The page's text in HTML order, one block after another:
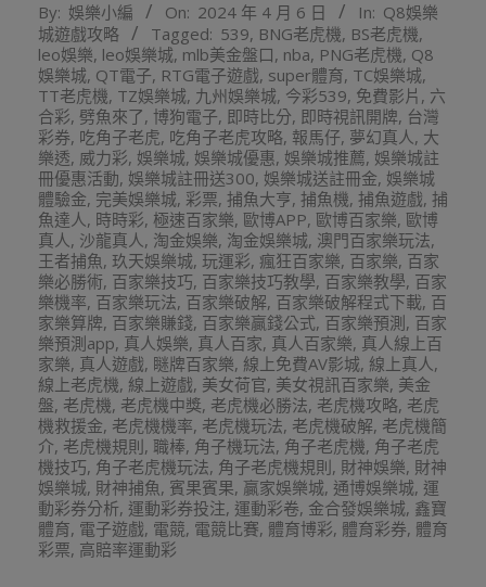
04-
06
By: 娛樂小編 On: 2024 年 4 月 6 日 In: Q8娛樂
城遊戲攻略
Tagged: 539, BNG老虎機, BS老虎機,
leo娛樂, leo娛樂城, mlb美金盤口, nba, PNG老虎機, Q8
娛樂城, QT電子, RTG電子遊戲, super體育, TC娛樂城,
TT老虎機, TZ娛樂城, 九州娛樂城, 今彩539, 免費影片 , 六
合彩, 劈魚來了, 博狗電子, 即時比分, 即時視訊開牌, 台灣
彩券, 吃角子老虎, 吃角子老虎攻略, 報馬仔, 夢幻真人, 大
樂透, 威力彩, 娛樂城, 娛樂城優惠, 娛樂城推薦, 娛樂城註
冊優惠活動, 娛樂城註冊送300, 娛樂城送註冊金, 娛樂城
體驗金, 完美娛樂城, 彩票, 捕魚大亨, 捕魚機, 捕魚遊戲, 捕
魚達人, 時時彩, 極速百家樂, 歐博APP, 歐博百家樂, 歐博
真人, 沙龍真人, 淘金娛樂, 淘金娛樂城, 澳門百家樂玩法,
王者捕魚, 玖天娛樂城, 玩運彩, 瘋狂百家樂, 百家樂, 百家
樂必勝術, 百家樂技巧, 百家樂技巧教學, 百家樂教學, 百家
樂機率, 百家樂玩法, 百家樂破解, 百家樂破解程式下載, 百
家樂算牌, 百家樂賺錢, 百家樂贏錢公式, 百家樂預測 , 百家
樂預測app, 真人娛樂, 真人百家, 真人百家樂, 真人線上百
家樂, 真人遊戲, 瞇牌百家樂, 線上免費AV影城, 線上真人,
線上老虎機, 線上遊戲, 美女荷官, 美女視訊百家樂, 美金
盤, 老虎機, 老虎機中獎, 老虎機必勝法, 老虎機攻略, 老虎
機救援金, 老虎機機率, 老虎機玩法, 老虎機破解, 老虎機簡
介, 老虎機規則, 職棒, 角子機玩法, 角子老虎機, 角子老虎
機技巧, 角子老虎機玩法, 角子老虎機規則, 財神娛樂, 財神
娛樂城, 財神捕魚, 賓果賓果, 贏家娛樂城, 通博娛樂城, 運
動彩券分析, 運動彩券投注, 運動彩卷, 金合發娛樂城, 鑫寶
體育, 電子遊戲, 電競, 電競比賽, 體育博彩, 體育彩券, 體育
彩票, 高賠率運動彩